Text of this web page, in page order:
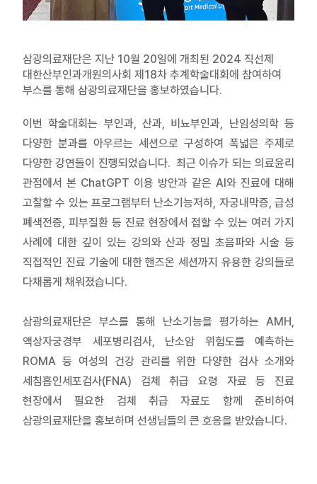
삼광의료재단은 지난 10월 20일에 개최된 2024 직선제
대한산부인과개원의사회 제18차 추계학술대회에 참여하여
부스를 통해 삼광의료재단을 홍보하였습니다.
이번 학술대회는 부인과, 산과, 비뇨부인과, 난임성의학 등
다양한 분과를 아우르는 세션으로 구성하여 폭넓은 주제로
다양한 강연들이 진행되었습니다. 최근 이슈가 되는 의료윤리
관점에서 본 ChatGPT 이용 방안과 같은 AI와 진료에 대해
고찰할 수 있는 프로그램부터 난소기능저하, 자궁내막증, 급성
폐색전증, 피부질환 등 진료 현장에서 접할 수 있는 여러 가지
사례에 대한 깊이 있는 강의와 산과 정밀 초음파와 시술 등
직접적인 진료 기술에 대한 핸즈온 세션까지 유용한 강의들로
다채롭게 채워졌습니다.
삼광의료재단은 부스를 통해 난소기능을 평가하는 AMH,
액상자궁경부 세포병리검사, 난소암 위험도를 예측하는
ROMA 등 여성의 건강 관리를 위한 다양한 검사 소개와
세침흡인세포검사(FNA) 검체 취급 요령 자료 등 진료
현장에서 필요한 검체 취급 자료도 함께 준비하여
삼광의료재단을 홍보하며 선생님들의 큰 호응을 받았습니다.